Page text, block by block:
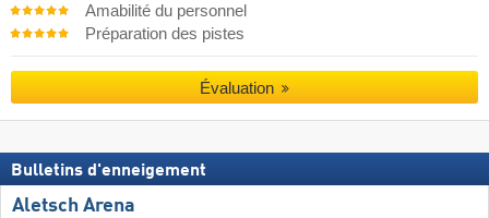
Amabilité du personnel
Préparation des pistes
Évaluation
Bulletins d'enneigement
Aletsch Arena